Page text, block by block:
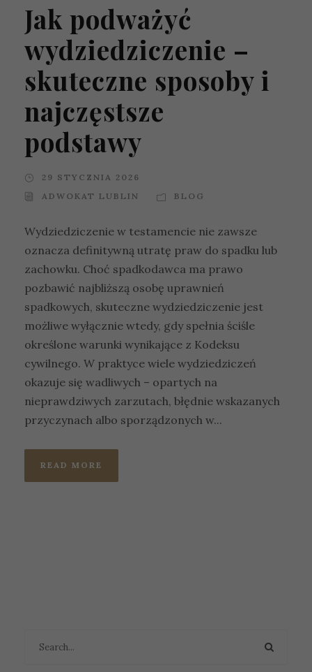
Jak podważyć
wydziedziczenie –
skuteczne sposoby i
najczęstsze
podstawy
29 STYCZNIA 2026
ADWOKAT LUBLIN
BLOG
Wydziedziczenie w testamencie nie zawsze
oznacza definitywną utratę praw do spadku lub
zachowku. Choć spadkodawca ma prawo
pozbawić najbliższą osobę uprawnień
spadkowych, skuteczne wydziedziczenie jest
możliwe wyłącznie wtedy, gdy spełnia ściśle
określone warunki wynikające z Kodeksu
cywilnego. W praktyce wiele wydziedziczeń
okazuje się wadliwych – opartych na
nieprawdziwych zarzutach, błędnie wskazanych
przyczynach albo sporządzonych w...
READ MORE